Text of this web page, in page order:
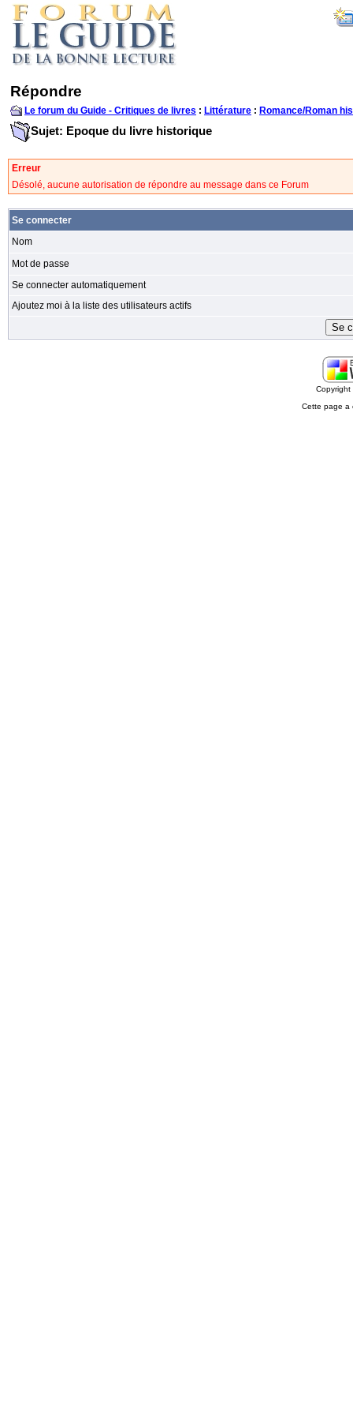
Répondre
Le forum du Guide - Critiques de livres : Littérature : Romance/Roman
Sujet: Epoque du livre historique
Erreur
Désolé, aucune autorisation de répondre au message dans ce Forum
Se connecter
Nom
Mot de passe
Se connecter automatiquement
Ajoutez moi à la liste des utilisateurs actifs
Cette page a